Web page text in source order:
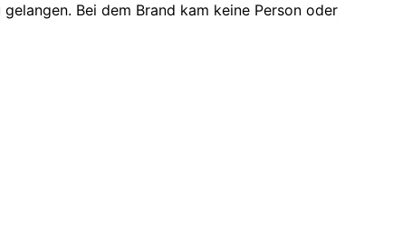
Bei dem Brand kam keine Person oder